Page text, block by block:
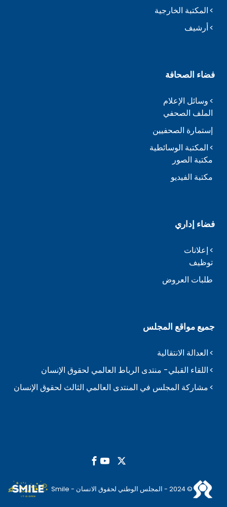
المكتبة الخارجية
أرشيف
فضاء الصحافة
وسائل الإعلام
الملف الصحفي
إستمارة الصحفيين
المكتبة الوسائطية
مكتبة الصور
مكتبة الفيديو
فضاء إداري
إعلانات
توظيف
طلبات العروض
جميع مواقع المجلس
العدالة الانتقالية
اللقاء القبلي- منتدى الرباط العالمي لحقوق الإنسان
مشاركة المجلس في المنتدى العالمي الثالث لحقوق الإنسان
© 2024 - المجلس الوطني لحقوق الانسان - Smile